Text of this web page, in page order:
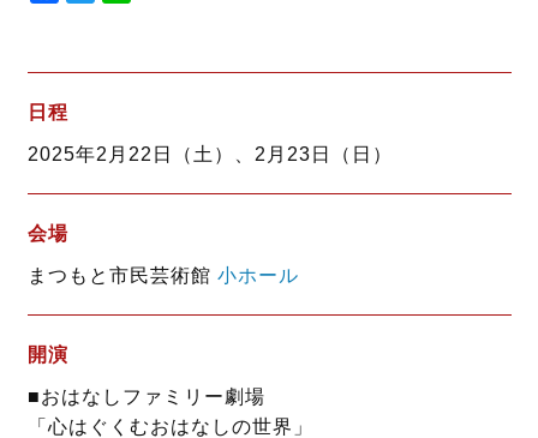
e
b
o
k
t
r
e
日程
2025年2月22日（土）、2月23日（日）
会場
まつもと市民芸術館 小ホール
開演
■おはなしファミリー劇場
「心はぐくむおはなしの世界」